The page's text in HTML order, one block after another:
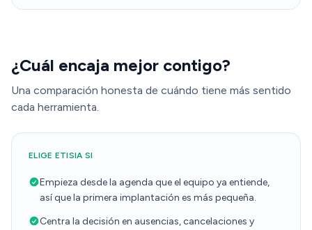
¿Cuál encaja mejor contigo?
Una comparación honesta de cuándo tiene más sentido
cada herramienta.
ELIGE ETISIA SI
Empieza desde la agenda que el equipo ya entiende,
así que la primera implantación es más pequeña.
Centra la decisión en ausencias, cancelaciones y